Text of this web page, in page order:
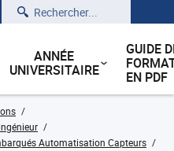
Rechercher
ANNÉE
UNIVERSITAIRE
GUIDE
EN PDF
Automatisation Capteurs